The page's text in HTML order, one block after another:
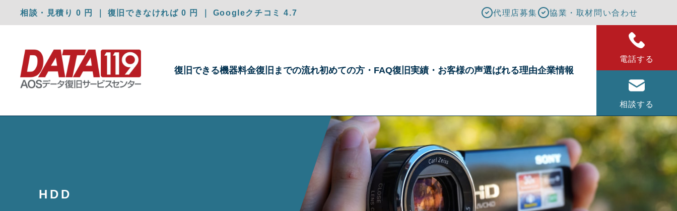
相談・見積り 0 円 ｜ 復旧できなければ 0 円 ｜ Googleクチコミ 4.7 代理店募集 協業・取材問い合わせ
復旧できる機器料金復旧までの流れ初めての方・ FAQ復旧実績・ お客様の声選ばれる理由企業情報
電話する
相談する
HDD